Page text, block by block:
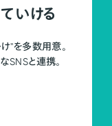
いける
"を多数用意。
SNSと連携。